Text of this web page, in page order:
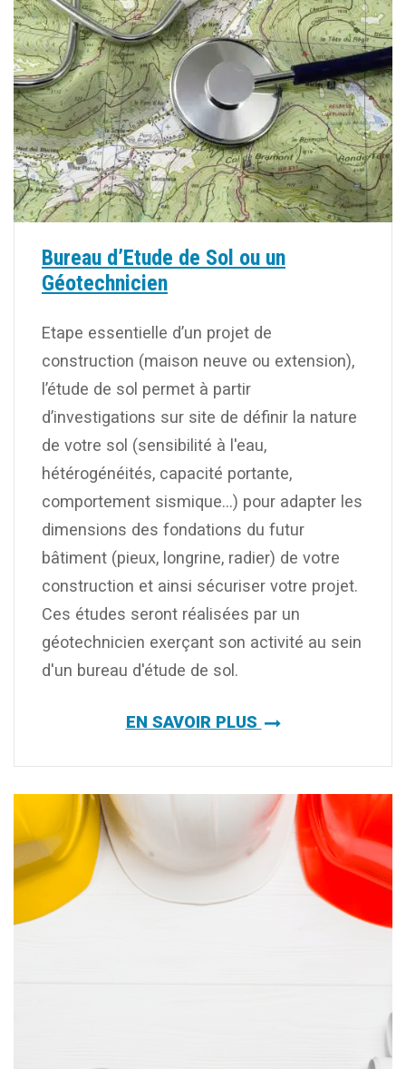
Bureau d’Etude de Sol ou un
Géotechnicien
Etape essentielle d’un projet de
construction (maison neuve ou extension),
l’étude de sol permet à partir
d’investigations sur site de définir la nature
de votre sol (sensibilité à l'eau,
hétérogénéités, capacité portante,
comportement sismique...) pour adapter les
dimensions des fondations du futur
bâtiment (pieux, longrine, radier) de votre
construction et ainsi sécuriser votre projet.
Ces études seront réalisées par un
géotechnicien exerçant son activité au sein
d'un bureau d'étude de sol.
EN SAVOIR PLUS